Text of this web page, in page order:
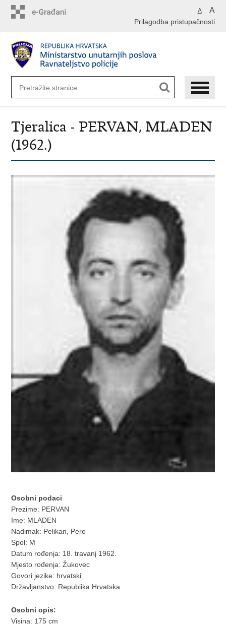
A A
Prilagodba pristupačnosti
Tjeralica - PERVAN, MLADEN
(1962.)
Osobni podaci
Prezime: PERVAN
Ime: MLADEN
Nadimak: Pelikan, Pero
Spol: M
Datum rođenja: 18. travanj 1962.
Mjesto rođenja: Žukovec
Govori jezike: hrvatski
Državljanstvo: Republika Hrvatska
Osobni opis:
Visina: 175 cm